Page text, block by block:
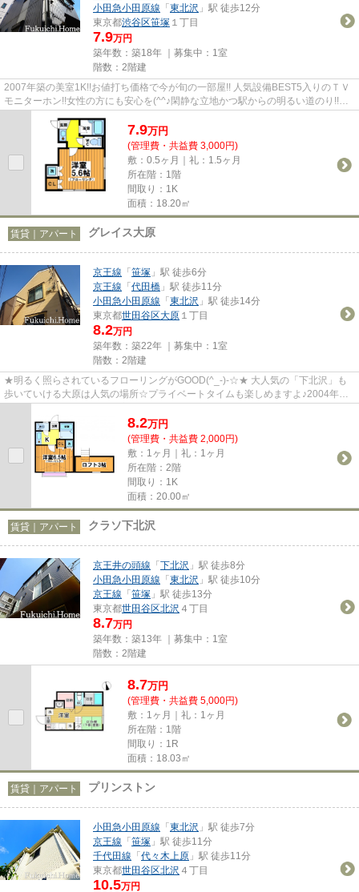
小田急小田原線 「東北沢 」駅 徒歩12分
東京都渋谷区笹塚 １丁目
7.9万円
築年数：築18年 ｜募集中： 1室
階数：2階建
2007年築の美室1K!!お値打ち価格で今が旬の一部屋!! 人気設備BEST5入りのＴＶ
モニターホン!!女性の方にも安心を(^^♪閑静な立地かつ駅からの明るい道のり!!バ
ランスのとれた一部屋をあ...
7.9万円
(管理費・共益費 3,000円)
敷：0.5ヶ月｜礼：1.5ヶ月
所在階：1階
間取り：1K
面積：18.20㎡
賃貸｜アパート グレイス大原
京王線 「笹塚 」駅 徒歩6分
京王線 「代田橋 」駅 徒歩11分
小田急小田原線 「東北沢 」駅 徒歩14分
東京都世田谷区大原 １丁目
8.2万円
築年数：築22年 ｜募集中： 1室
階数：2階建
★明るく照らされているフローリングがGOOD(^_-)-☆★ 大人気の「下北沢」も
歩いていける大原は人気の場所☆プライベートタイムも楽しめますよ♪2004年築
の綺麗な外観に清潔感ある室内に思...
8.2万円
(管理費・共益費 2,000円)
敷：1ヶ月｜礼：1ヶ月
所在階：2階
間取り：1K
面積：20.00㎡
賃貸｜アパート クラソ下北沢
京王井の頭線 「下北沢 」駅 徒歩8分
小田急小田原線 「東北沢 」駅 徒歩10分
京王線 「笹塚 」駅 徒歩13分
東京都世田谷区北沢 ４丁目
8.7万円
築年数：築13年 ｜募集中： 1室
階数：2階建
8.7万円
(管理費・共益費 5,000円)
敷：1ヶ月｜礼：1ヶ月
所在階：1階
間取り：1R
面積：18.03㎡
賃貸｜アパート プリンストン
小田急小田原線 「東北沢 」駅 徒歩7分
京王線 「笹塚 」駅 徒歩11分
千代田線 「代々木上原 」駅 徒歩11分
東京都世田谷区北沢 ４丁目
10.5万円